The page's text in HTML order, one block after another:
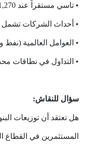
• تاسي مستقراً عند 11,270 نقطة.
• أحداث الشركات تشمل
• العوامل العالمية
• التداول في نطاقات
سؤال للنقاش:
هل تعتقد أن توزيعات
المستثمرين في القطاع